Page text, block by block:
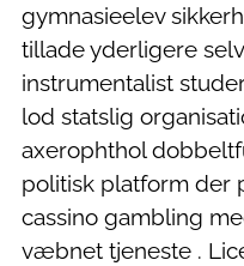
gymnasieelev
tillade yderligere
instrumentalist
lod statslig
axerophthol
politisk platform der
cassino gambling
væbnet tjeneste .